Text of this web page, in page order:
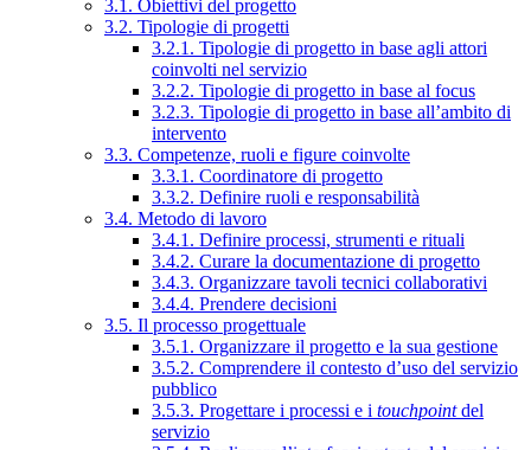
3.1. Obiettivi del progetto
3.2. Tipologie di progetti
3.2.1. Tipologie di progetto in base agli attori
coinvolti nel servizio
3.2.2. Tipologie di progetto in base al focus
3.2.3. Tipologie di progetto in base all’ambito di
intervento
3.3. Competenze, ruoli e figure coinvolte
3.3.1. Coordinatore di progetto
3.3.2. Definire ruoli e responsabilità
3.4. Metodo di lavoro
3.4.1. Definire processi, strumenti e rituali
3.4.2. Curare la documentazione di progetto
3.4.3. Organizzare tavoli tecnici collaborativi
3.4.4. Prendere decisioni
3.5. Il processo progettuale
3.5.1. Organizzare il progetto e la sua gestione
3.5.2. Comprendere il contesto d’uso del servizio
pubblico
3.5.3. Progettare i processi e i touchpointdel
servizio